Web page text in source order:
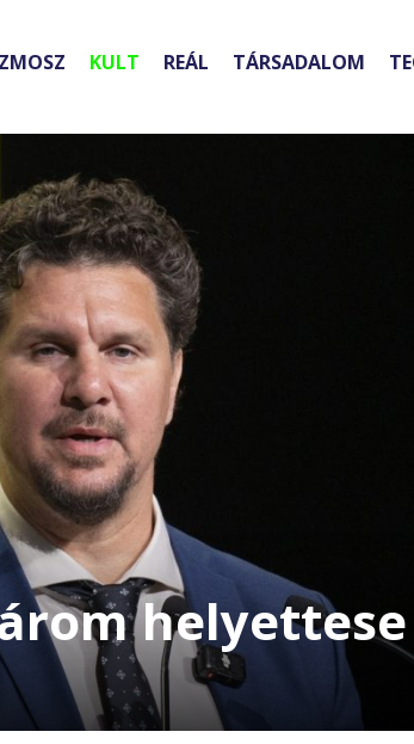
KULT REÁL TÁRSADALOM
helyettese